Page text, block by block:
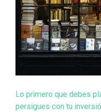
Lo primero que debes
persigues con tu